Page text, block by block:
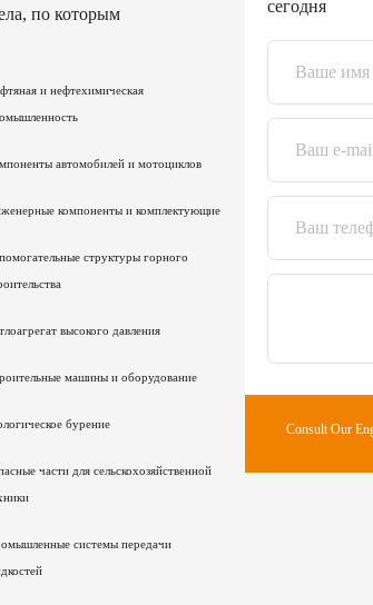
по которым
и нефтехимическая
автомобилей и мотоциклов
компоненты и комплектующие
структуры горного
высокого давления
машины и оборудование
бурение
части для сельскохозяйственной
системы передачи
сегодня